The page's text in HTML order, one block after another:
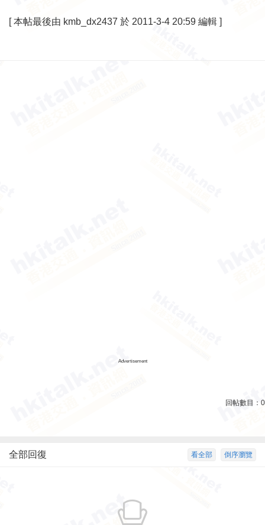
[本帖最後由 kmb_dx2437 於 2011-3-4 20:59 編輯 ]
Advertisement
回帖數目： 0
倒序瀏覽
看全部
全部回復